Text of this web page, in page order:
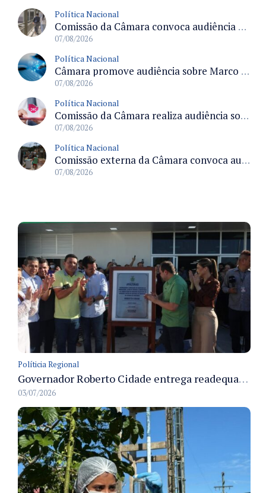
Política Nacional
Comissão da Câmara convoca audiência para discutir misoginia nas escolas e universidades após divulgação de listas misóginas
07/08/2026
Política Nacional
Câmara promove audiência sobre Marco de Fomento à Economia Digital e impactos da inteligência artificial
07/08/2026
Política Nacional
Comissão da Câmara realiza audiência sobre apostas online para medir o tamanho do mercado ilegal
07/08/2026
Política Nacional
Comissão externa da Câmara convoca audiência pública sobre chuvas na Zona da Mata de Minas Gerais e impactos em Juiz de Fora
07/08/2026
Políticia Regional
Governador Roberto Cidade entrega readequação do ambulatório da FCecon e amplia capacidade de atendimento oncológico em Manaus
03/07/2026